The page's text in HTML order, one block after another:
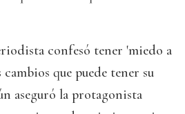
confesó tener 'miedo a
que puede tener su
aseguró la protagonista